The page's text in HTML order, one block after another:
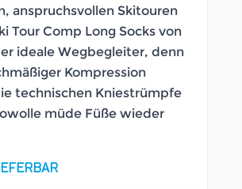
anspruchsvollen Skitouren
Tour Comp Long Socks von
ideale Wegbegleiter, denn
Kompression
technischen Kniestrümpfe
müde Füße wieder